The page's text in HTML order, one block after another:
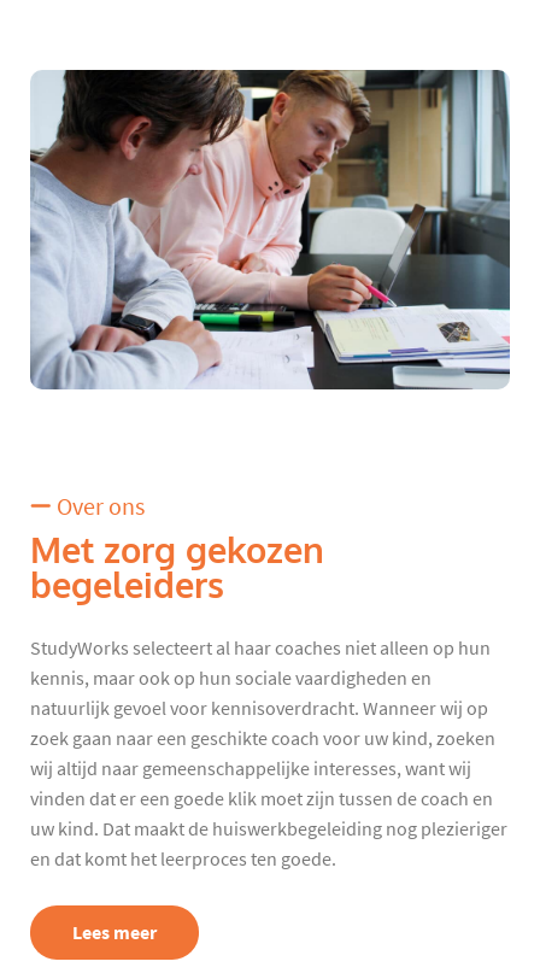
Over ons
Met zorg gekozen
begeleiders
StudyWorks selecteert al haar coaches niet alleen op hun
kennis, maar ook op hun sociale vaardigheden en
natuurlijk gevoel voor kennisoverdracht. Wanneer wij op
zoek gaan naar een geschikte coach voor uw kind, zoeken
wij altijd naar gemeenschappelijke interesses, want wij
vinden dat er een goede klik moet zijn tussen de coach en
uw kind. Dat maakt de huiswerkbegeleiding nog plezieriger
en dat komt het leerproces ten goede.
Lees meer